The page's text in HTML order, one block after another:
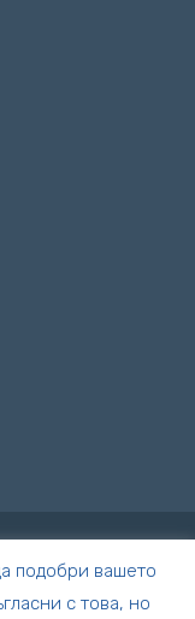
| ПЧМГ
подобри вашето
с това, но